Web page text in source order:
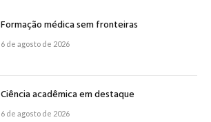
Formação médica sem fronteiras
6 de agosto de 2026
Ciência acadêmica em destaque
6 de agosto de 2026